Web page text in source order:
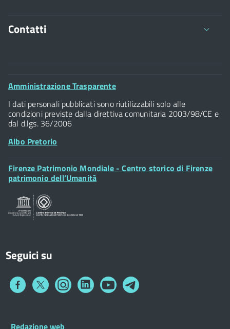
Contatti
Comune di Firenze
Palazzo Vecchio
Piazza della Signoria - 50122, Firenze
Posta Elettronica Certificata
Footer
Amministrazione Trasparente
I dati personali pubblicati sono riutilizzabili solo alle
condizioni previste dalla direttiva comunitaria 2003/98/CE e
dal d.lgs. 36/2006
Albo Pretorio
Footer
Widget
Firenze Patrimonio Mondiale - Centro storico di Firenze
patrimonio dell’Umanità
Seguici su
Collegamento
Collegamento
a
Collegamento
a
Collegamento
a
Collegamento
a
Collegamento
a
Redazione web